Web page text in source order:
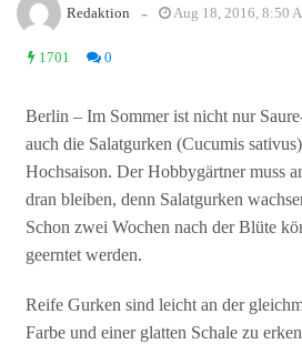
Redaktion - Aug 18, 2016, 8:50
1701 0
Berlin – Im Sommer ist nicht nur
auch die Salatgurken (Cucumis
Hochsaison. Der Hobbygärtner muss
dran bleiben, denn Salatgurken
Schon zwei Wochen nach der Blüte
geerntet werden.
Reife Gurken sind leicht an der
Farbe und einer glatten Schale zu